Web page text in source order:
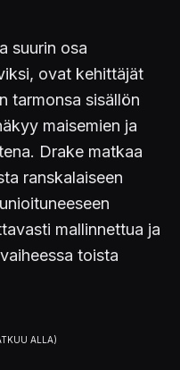
suurin osa
ovat kehittäjät
tarmonsa sisällön
maisemien ja
Drake matkaa
ranskalaiseen
mallinnettua ja
toista